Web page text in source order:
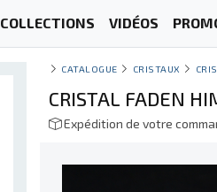
COLLECTIONS VIDÉOS
CATALOGUE CRISTAUX
CRISTAL FADEN
Expédition de votre